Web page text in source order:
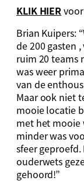
KLIK HIER
Brian Kuipers:
de 200 gasten
ruim 20 teams
was weer
van de
Maar ook niet
mooie locatie
met het mooie
minder was
sfeer
ouderwets
gehoord!”